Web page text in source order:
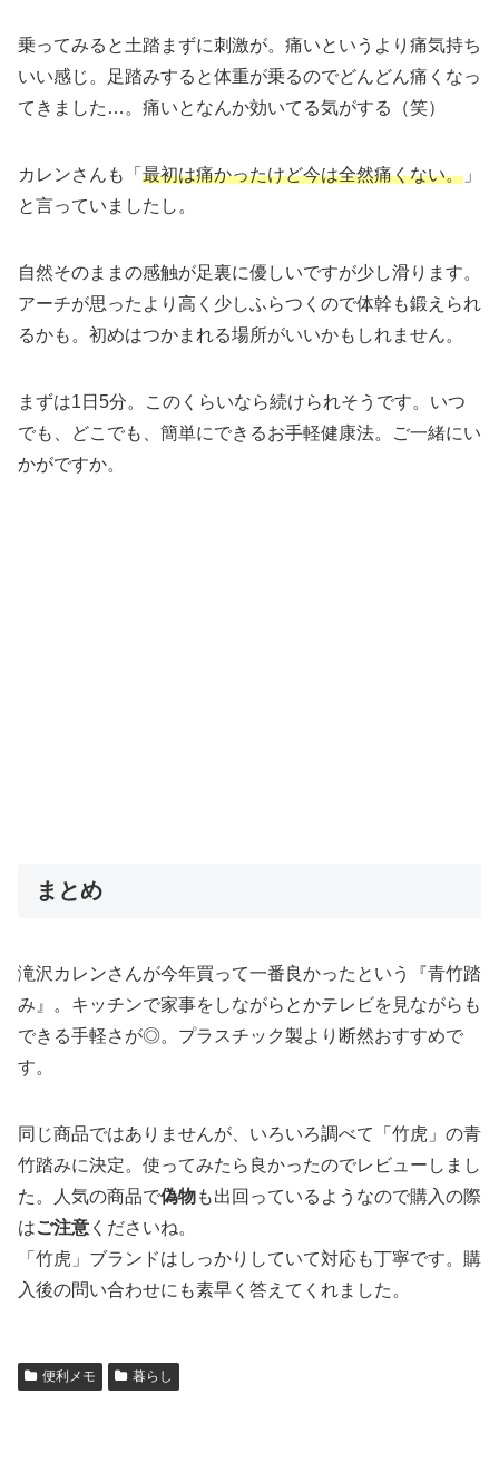
乗ってみると土踏まずに刺激が。痛いというより痛気持ち
いい感じ。足踏みすると体重が乗るのでどんどん痛くなっ
てきました…。痛いとなんか効いてる気がする（笑）
カレンさんも「 最初は痛かったけど今は全然痛くない。 」
と言っていましたし。
自然そのままの感触が足裏に優しいですが少し滑ります。
アーチが思ったより高く少しふらつくので体幹も鍛えられ
るかも。初めはつかまれる場所がいいかもしれません。
まずは1日5分。このくらいなら続けられそうです。いつ
でも、どこでも、簡単にできるお手軽健康法。ご一緒にい
かがですか。
まとめ
滝沢カレンさんが今年買って一番良かったという『青竹踏
み』。キッチンで家事をしながらとかテレビを見ながらも
できる手軽さが◎。プラスチック製より断然おすすめで
す。
同じ商品ではありませんが、いろいろ調べて「竹虎」の青
竹踏みに決定。使ってみたら良かったのでレビューしまし
た。人気の商品で偽物も出回っているようなので購入の際
はご注意 くださいね。
「竹虎」ブランドはしっかりしていて対応も丁寧です。購
入後の問い合わせにも素早く答えてくれました。
便利メモ 暮らし